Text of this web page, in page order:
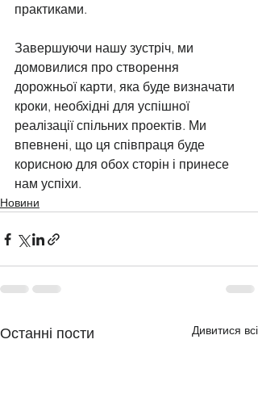
практиками.
Завершуючи нашу зустріч, ми
домовилися про створення
дорожньої карти, яка буде визначати
кроки, необхідні для успішної
реалізації спільних проектів. Ми
впевнені, що ця співпраця буде
корисною для обох сторін і принесе
нам успіхи.
Новини
Останні пости Дивитися всі